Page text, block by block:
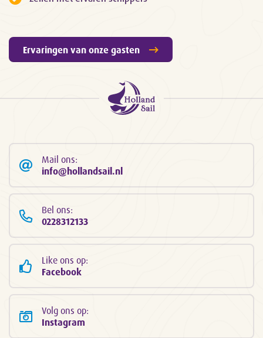
Ervaringen van onze gasten
Mail ons:
info@hollandsail.nl
Bel ons:
0228312133
Like ons op:
Facebook
Volg ons op:
Instagram